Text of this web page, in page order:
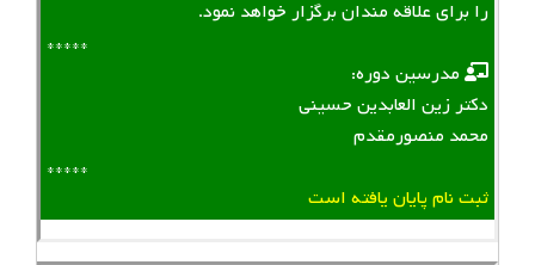
را برای علاقه مندان برگزار خواهد نمود.
*****
‌ ‌ مدرسین دوره:
دکتر زین العابدین حسینی
محمد منصورمقدم
*****
ثبت نام پایان یافته است